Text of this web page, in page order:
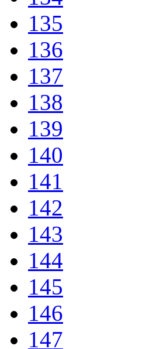
135
136
137
138
139
140
141
142
143
144
145
146
147